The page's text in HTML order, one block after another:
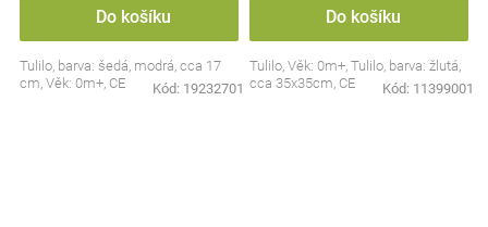
Do košíku
Tulilo, barva: šedá, modrá, cca 17
cm, Věk: 0m+, CE
Kód: 19232701
Do košíku
Tulilo, Věk: 0m+, Tulilo, barva: žlutá,
cca 35x35cm, CE
Kód: 11399001